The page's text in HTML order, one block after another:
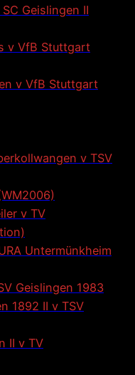
Geislingen II
v VfB Stuttgart
v VfB Stuttgart
v TSV
v TV
Untermünkheim
Geislingen 1983
1892 II v TSV
II v TV